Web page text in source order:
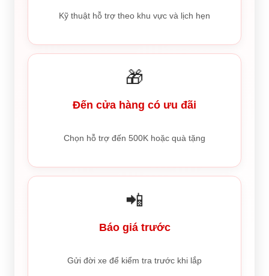
Kỹ thuật hỗ trợ theo khu vực và lịch hẹn
🎁
Đến cửa hàng có ưu đãi
Chọn hỗ trợ đến 500K hoặc quà tặng
📲
Báo giá trước
Gửi đời xe để kiểm tra trước khi lắp